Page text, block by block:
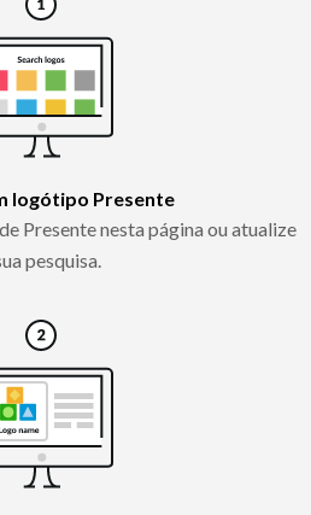
logótipo Presente
Presente nesta página ou atualize
pesquisa.